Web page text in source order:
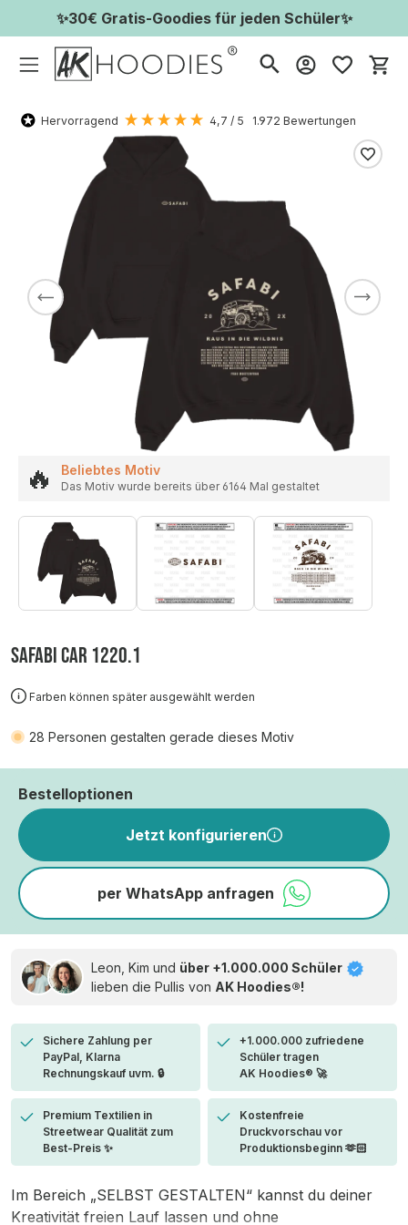
✨30€ Gratis-Goodies für jeden Schüler✨
Hervorragend 4,7 / 5 1.972 Bewertungen
🔥 Beliebtes Motiv
Das Motiv wurde bereits über 6164 Mal gestaltet
SAFABI CAR 1220.1
Farben können später ausgewählt werden
28 Personen gestalten gerade dieses Motiv
Bestelloptionen
Jetzt konfigurieren
per WhatsApp anfragen
Leon, Kim und über +1.000.000 Schüler
lieben die Pullis von AK Hoodies®!
Sichere Zahlung per
PayPal, Klarna
Rechnungskauf uvm. 🔒
+1.000.000 zufriedene
Schüler tragen
AK Hoodies® 🚀
Premium Textilien in
Streetwear Qualität zum
Best-Preis ✨
Kostenfreie
Druckvorschau vor
Produktionsbeginn 🫶🏻
Im Bereich „SELBST GESTALTEN“ kannst du deiner
Kreativität freien Lauf lassen und ohne